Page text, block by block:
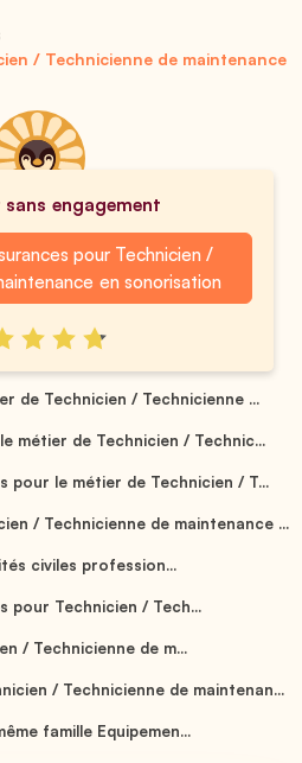
/ Technicienne de maintenance
engagement
pour Technicien /
en sonorisation
de Technicien / Technicienne ...
métier de Technicien / Technic...
pour le métier de Technicien / T...
/ Technicienne de maintenance ...
civiles profession...
pour Technicien / Tech...
/ Technicienne de m...
/ Technicienne de maintenan...
famille Equipemen...